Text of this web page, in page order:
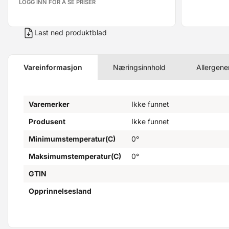
LOGG INN FOR Å SE PRISER
Last ned produktblad
Vareinformasjon Næringsinnhold
Varemerker
Ikke funnet
Produsent
Ikke funnet
Minimumstemperatur(C)
0°
Maksimumstemperatur(C)
0°
GTIN
Opprinnelsesland